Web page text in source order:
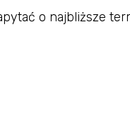
o najbliższe